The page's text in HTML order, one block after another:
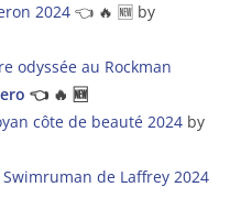
2024 👈 🔥 🆕 by
odyssée au Rockman
👈 🔥 🆕
côte de beauté 2024 by
de Laffrey 2024